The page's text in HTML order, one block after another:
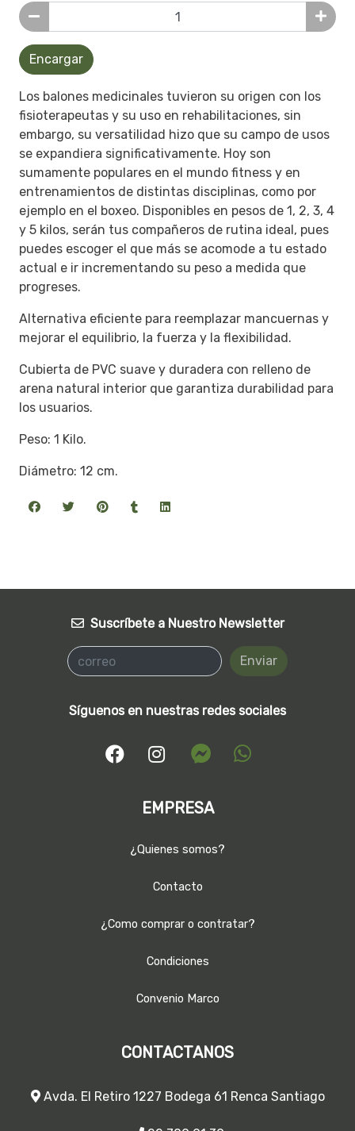
Encargar
Los balones medicinales tuvieron su origen con los
fisioterapeutas y su uso en rehabilitaciones, sin
embargo, su versatilidad hizo que su campo de usos
se expandiera significativamente. Hoy son
sumamente populares en el mundo fitness y en
entrenamientos de distintas disciplinas, como por
ejemplo en el boxeo. Disponibles en pesos de 1, 2, 3, 4
y 5 kilos, serán tus compañeros de rutina ideal, pues
puedes escoger el que más se acomode a tu estado
actual e ir incrementando su peso a medida que
progreses.
Alternativa eficiente para reemplazar mancuernas y
mejorar el equilibrio, la fuerza y la flexibilidad.
Cubierta de PVC suave y duradera con relleno de
arena natural interior que garantiza durabilidad para
los usuarios.
Peso: 1 Kilo.
Diámetro: 12 cm.
Suscríbete a Nuestro Newsletter
Enviar
Síguenos en nuestras redes sociales
EMPRESA
¿Quienes somos?
Contacto
¿Como comprar o contratar?
Condiciones
Convenio Marco
CONTACTANOS
Avda. El Retiro 1227 Bodega 61 Renca Santiago